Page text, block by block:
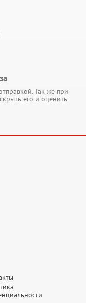
Так же при
его и оценить